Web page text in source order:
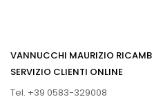
VANNUCCHI MAURIZIO
SERVIZIO CLIENTI ONLINE
Tel. +39 0583-329008